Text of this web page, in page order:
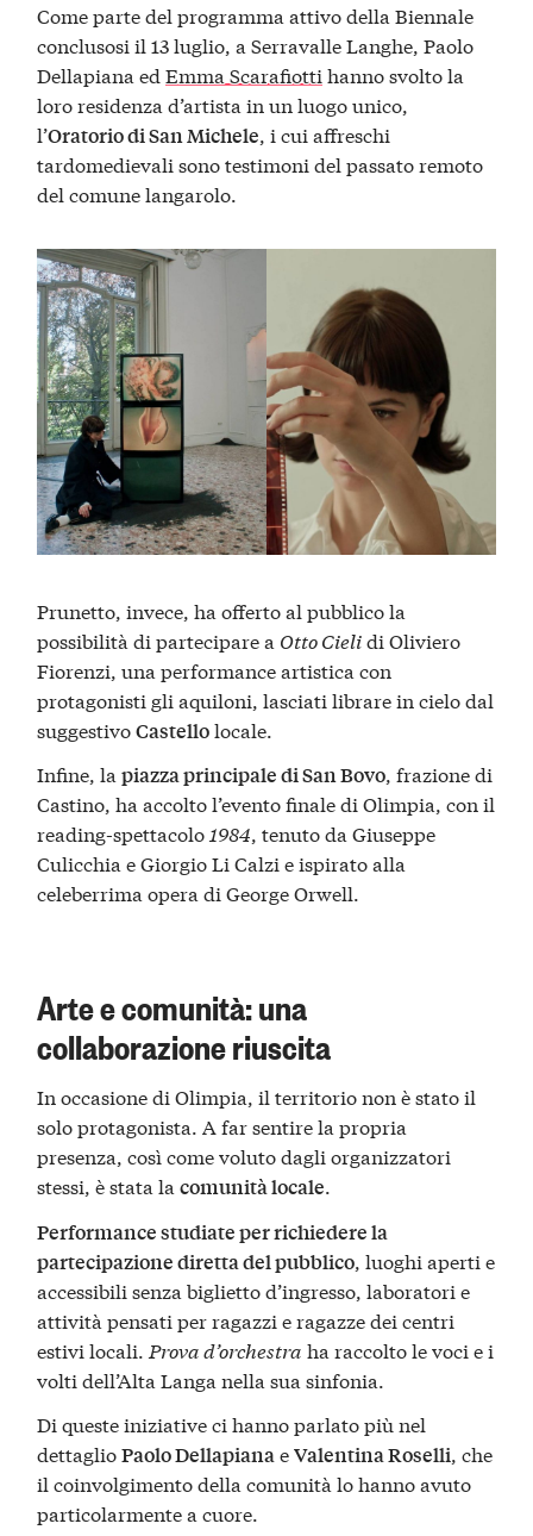
Come parte del programma attivo della Biennale
conclusosi il 13 luglio, a Serravalle Langhe, Paolo
Dellapiana edEmma Scarafiotti hanno svolto la
loro residenza d’artista in un luogo unico,
l’Oratorio di San Michele, i cui affreschi
tardomedievali sono testimoni del passato remoto
del comune langarolo.
Prunetto, invece, ha offerto al pubblico la
possibilità di partecipare a Otto Cielidi Oliviero
Fiorenzi, una performance artistica con
protagonisti gli aquiloni, lasciati librare in cielo dal
suggestivoCastellolocale.
Infine, lapiazza principale di San Bovo, frazione di
Castino, ha accolto l’evento finale di Olimpia, con il
reading-spettacolo 1984, tenuto da Giuseppe
Culicchia e Giorgio Li Calzi e ispirato alla
celeberrima opera di George Orwell.
Arte e comunità: una
collaborazione riuscita
In occasione di Olimpia, il territorio non è stato il
solo protagonista. A far sentire la propria
presenza, così come voluto dagli organizzatori
stessi, è stata lacomunità locale.
Performance studiate per richiedere la
partecipazione diretta del pubblico , luoghi aperti e
accessibili senza biglietto d’ingresso, laboratori e
attività pensati per ragazzi e ragazze dei centri
estivi locali. Prova d’orchestra ha raccolto le voci e i
volti dell’Alta Langa nella sua sinfonia.
Di queste iniziative ci hanno parlato più nel
dettaglioPaolo DellapianaeValentina Roselli, che
il coinvolgimento della comunità lo hanno avuto
particolarmente a cuore.